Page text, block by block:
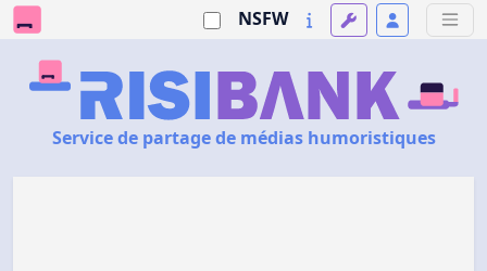
NSFW
Service de partage de médias humoristiques